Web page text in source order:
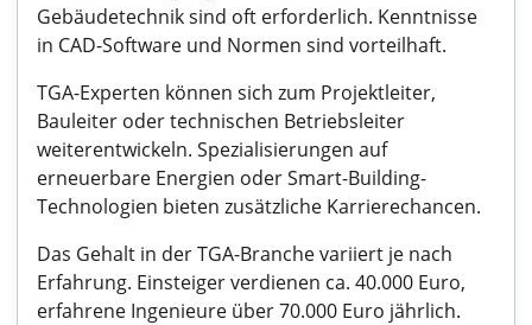
Gebäudetechnik sind oft erforderlich. Kenntnisse
in CAD-Software und Normen sind vorteilhaft.
TGA-Experten können sich zum Projektleiter,
Bauleiter oder technischen Betriebsleiter
weiterentwickeln. Spezialisierungen auf
erneuerbare Energien oder Smart-Building-
Technologien bieten zusätzliche Karrierechancen.
Das Gehalt in der TGA-Branche variiert je nach
Erfahrung. Einsteiger verdienen ca. 40.000 Euro,
erfahrene Ingenieure über 70.000 Euro jährlich.